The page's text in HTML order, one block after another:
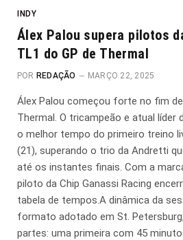
INDY
Álex Palou supera pilotos
TL1 do GP de Thermal
POR REDAÇÃO MARÇO 22, 2025
Álex Palou começou forte no fim
Thermal. O tricampeão e atual líder
o melhor tempo do primeiro treino
(21), superando o trio da Andretti
até os instantes finais. Com a
piloto da Chip Ganassi Racing
tabela de tempos.A dinâmica da
formato adotado em St.
partes: uma primeira com 45